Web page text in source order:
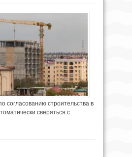
согласованию строительства в
сверяться с